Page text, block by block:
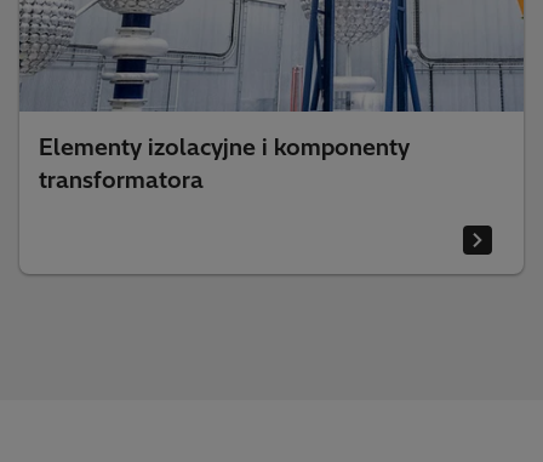
Elementy izolacyjne i komponenty
transformatora